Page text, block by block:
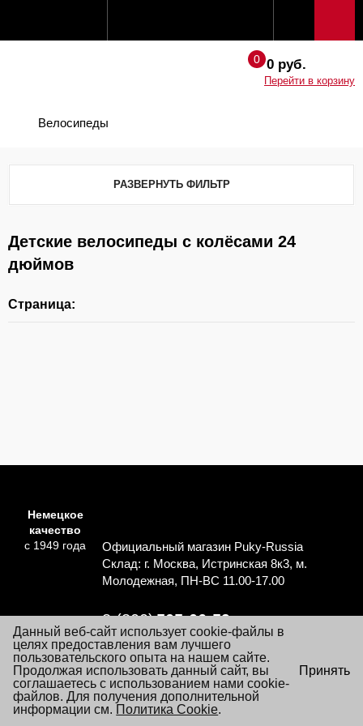
0 руб.
Перейти в корзину
Велосипеды
РАЗВЕРНУТЬ ФИЛЬТР
Детские велосипеды с колёсами 24
дюймов
Страница:
Немецкое
качество
с 1949 года
Официальный магазин Puky-Russia
Склад: г. Москва, Истринская 8к3, м.
Молодежная, ПН-ВС 11.00-17.00
8 (800)505-06-59
Перезвоните мне
Согласие на обработку персональных данных
Политика обработки персональных данных
Условия заказа и покупки товаров
×
Посещая настоящий сайт Вы даете согласие на обработку
файлов «cookie», пользовательских данных …
Данный веб-сайт использует cookie-файлы в
целях предоставления вам лучшего
пользовательского опыта на нашем сайте.
Продолжая использовать данный сайт, вы
соглашаетесь с использованием нами cookie-
файлов. Для получения дополнительной
информации см. Политика Cookie.
Принять